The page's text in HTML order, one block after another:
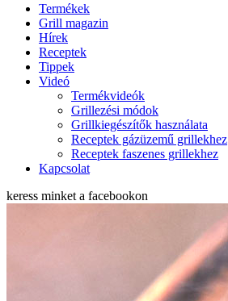
Termékek
Grill magazin
Hírek
Receptek
Tippek
Videó
Termékvideók
Grillezési módok
Grillkiegészítők használata
Receptek gázüzemű grillekhez
Receptek faszenes grillekhez
Kapcsolat
keress minket a facebookon